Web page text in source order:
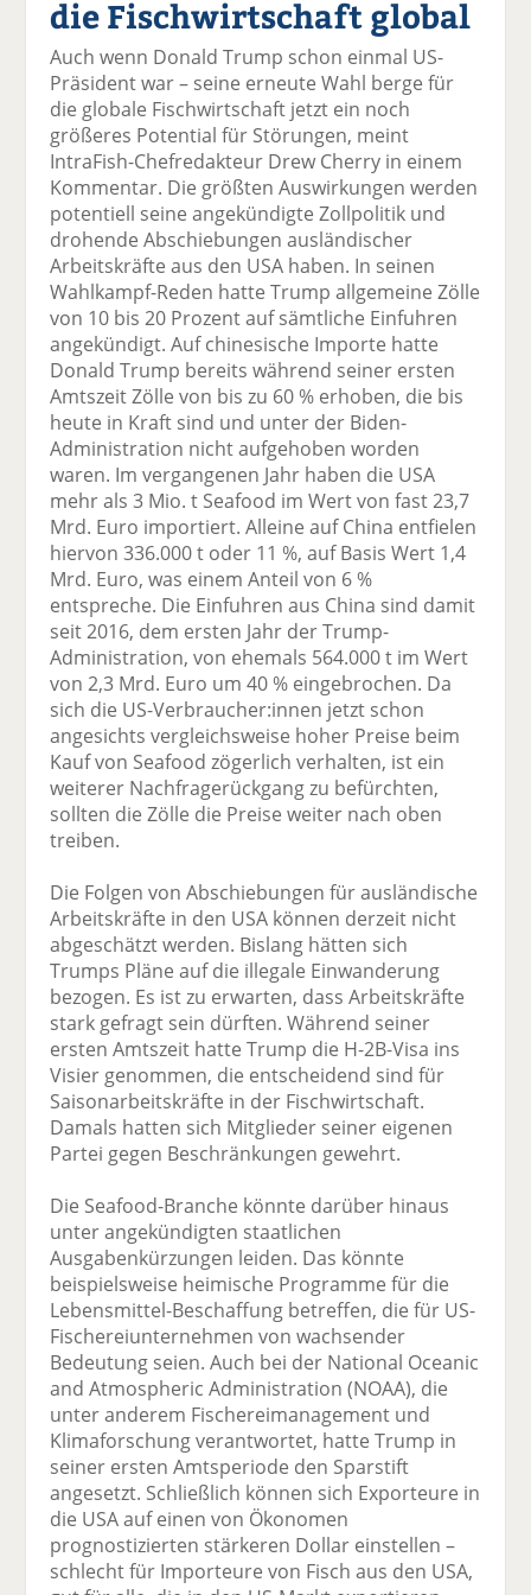
el
a
uf
F
ac
e
b
o
o
k
te
il
e
n
el
t
wi
tt
er
n
el
a
uf
Li
e
di
n
te
il
e
n
el
p
er
E
l
v
er
n
d
e
n
el
D
die Fischwirtschaft global
Auch wenn Donald Trump schon einmal US-
Präsident war – seine erneute Wahl berge für
die globale Fischwirtschaft jetzt ein noch
größeres Potential für Störungen, meint
IntraFish-Chefredakteur Drew Cherry in einem
Kommentar. Die größten Auswirkungen werden
potentiell seine angekündigte Zollpolitik und
drohende Abschiebungen ausländischer
Arbeitskräfte aus den USA haben. In seinen
Wahlkampf-Reden hatte Trump allgemeine Zölle
von 10 bis 20 Prozent auf sämtliche Einfuhren
angekündigt. Auf chinesische Importe hatte
Donald Trump bereits während seiner ersten
Amtszeit Zölle von bis zu 60 % erhoben, die bis
heute in Kraft sind und unter der Biden-
Administration nicht aufgehoben worden
waren. Im vergangenen Jahr haben die USA
mehr als 3 Mio. t Seafood im Wert von fast 23,7
Mrd. Euro importiert. Alleine auf China entfielen
hiervon 336.000 t oder 11 %, auf Basis Wert 1,4
Mrd. Euro, was einem Anteil von 6 %
entspreche. Die Einfuhren aus China sind damit
seit 2016, dem ersten Jahr der Trump-
Administration, von ehemals 564.000 t im Wert
von 2,3 Mrd. Euro um 40 % eingebrochen. Da
sich die US-Verbraucher:innen jetzt schon
angesichts vergleichsweise hoher Preise beim
Kauf von Seafood zögerlich verhalten, ist ein
weiterer Nachfragerückgang zu befürchten,
sollten die Zölle die Preise weiter nach oben
treiben.
Die Folgen von Abschiebungen für ausländische
Arbeitskräfte in den USA können derzeit nicht
abgeschätzt werden. Bislang hätten sich
Trumps Pläne auf die illegale Einwanderung
bezogen. Es ist zu erwarten, dass Arbeitskräfte
stark gefragt sein dürften. Während seiner
ersten Amtszeit hatte Trump die H-2B-Visa ins
Visier genommen, die entscheidend sind für
Saisonarbeitskräfte in der Fischwirtschaft.
Damals hatten sich Mitglieder seiner eigenen
Partei gegen Beschränkungen gewehrt.
Die Seafood-Branche könnte darüber hinaus
unter angekündigten staatlichen
Ausgabenkürzungen leiden. Das könnte
beispielsweise heimische Programme für die
Lebensmittel-Beschaffung betreffen, die für US-
Fischereiunternehmen von wachsender
Bedeutung seien. Auch bei der National Oceanic
and Atmospheric Administration (NOAA), die
unter anderem Fischereimanagement und
Klimaforschung verantwortet, hatte Trump in
seiner ersten Amtsperiode den Sparstift
angesetzt. Schließlich können sich Exporteure in
die USA auf einen von Ökonomen
prognostizierten stärkeren Dollar einstellen –
schlecht für Importeure von Fisch aus den USA,